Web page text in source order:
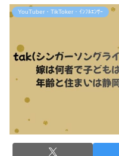
YouTuber・TikToker・ｲﾝﾌﾙｴﾝｻｰ